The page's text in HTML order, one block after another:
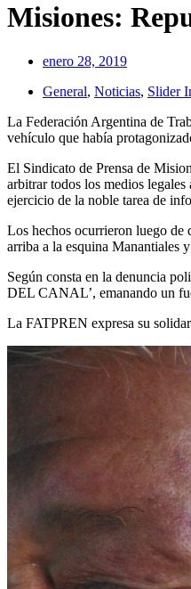
Misiones:
enero 28, 2019
General, Noticias, Slider
La Federación Argentina de
vehículo que había
El Sindicato de Prensa de
arbitrar todos los medios
ejercicio de la noble tarea de
Los hechos ocurrieron luego de
arriba a la esquina Manantiales
Según consta en la denuncia
DEL CANAL’, emanando un
La FATPREN expresa su